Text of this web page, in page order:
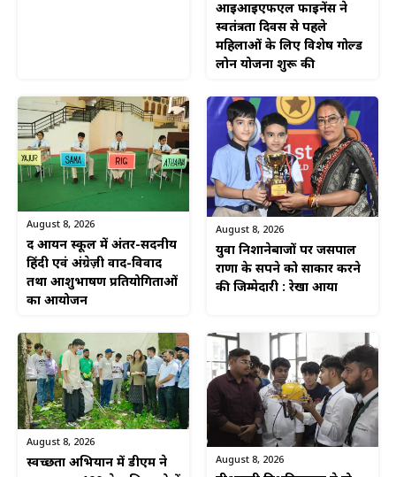
आईआईएफएल फाइनेंस ने
स्वतंत्रता दिवस से पहले
महिलाओं के लिए विशेष गोल्ड
लोन योजना शुरू की
August 8, 2026
द आर्यन स्कूल में अंतर-सदनीय
हिंदी एवं अंग्रेज़ी वाद-विवाद
तथा आशुभाषण प्रतियोगिताओं
का आयोजन
August 8, 2026
युवा निशानेबाजों पर जसपाल
राणा के सपने को साकार करने
की जिम्मेदारी : रेखा आर्या
August 8, 2026
स्वच्छता अभियान में डीएम ने
August 8, 2026